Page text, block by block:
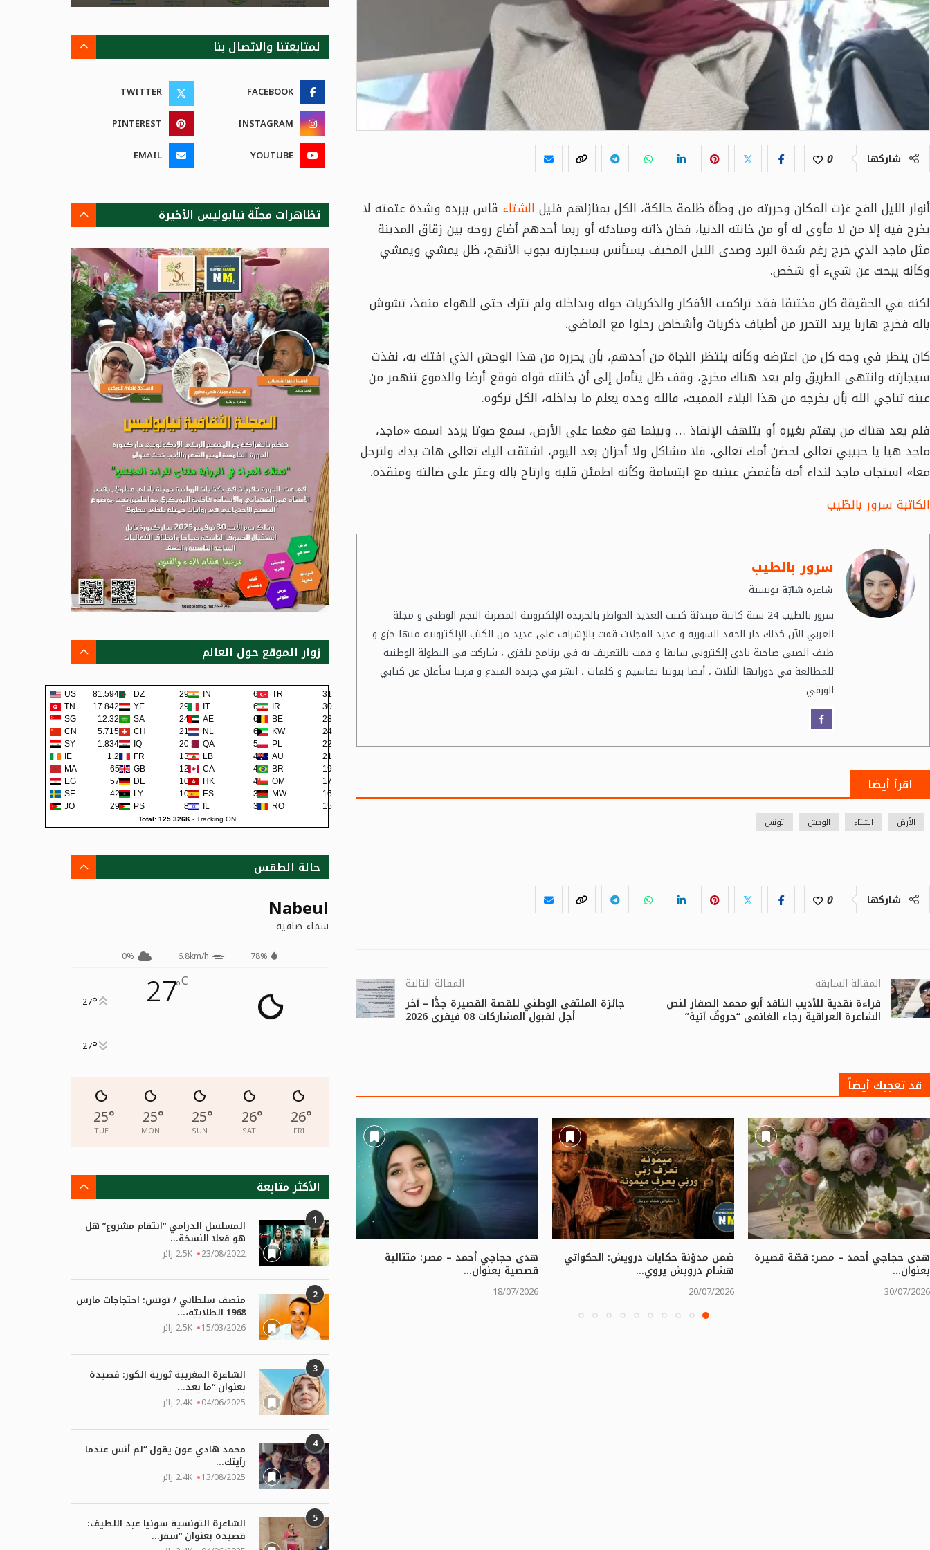
شاركها 0
أنوار الليل الفج غزت المكان وحررته من وطأة ظلمة حالكة، الكل بمنازلهم فليل الشتاء قاس ببرده وشدة عتمته لا
يخرج فيه إلا من لا مأوى له أو من خانته الدنيا، فخان ذاته ومبادئه أو ربما أحدهم أضاع روحه بين زقاق المدينة
مثل ماجد الذي خرج رغم شدة البرد وصدى الليل المخيف يستأنس بسيجارته يجوب الأنهج، ظل يمشي ويمشي
وكأنه يبحث عن شيء أو شخص.
لكنه في الحقيقة كان مختنقا فقد تراكمت الأفكار والذكريات حوله وبداخله ولم تترك حتى للهواء منفذ، تشوش
باله فخرج هاربا يريد التحرر من أطياف ذكريات وأشخاص رحلوا مع الماضي.
كان ينظر في وجه كل من اعترضه وكأنه ينتظر النجاة من أحدهم، بأن يحرره من هذا الوحش الذي افتك به، نفذت
سيجارته وانتهى الطريق ولم يعد هناك مخرج، وقف ظل يتأمل إلى أن خانته قواه فوقع أرضا والدموع تنهمر من
عينه تناجي الله بأن يخرجه من هذا البلاء المميت، فالله وحده يعلم ما بداخله، الكل تركوه.
فلم يعد هناك من يهتم بغيره أو يتلهف الإنقاذ … وبينما هو مغما على الأرض، سمع صوتا يردد اسمه «ماجد،
ماجد هيا يا حبيبي تعالى لحضن أمك تعالى، فلا مشاكل ولا أحزان بعد اليوم، اشتقت اليك تعالى هات يدك ولنرحل
معا» استجاب ماجد لنداء أمه فأغمض عينيه مع ابتسامة وكأنه اطمئن قلبه وارتاح باله وعثر على ضالته ومنقذه.
الكاتبة سرور بالطّيب
سرور بالطيب
شاعرة شابّة تونسية
سرور بالطيب 24 سنة كاتبة مبتدئة كتبت العديد الخواطر بالجريدة الإلكترونية المصرية النجم الوطني و مجلة
العربي الآن كذلك دار الحفد السورية و عديد المجلات قمت بالإشراف على عديد من الكتب الإلكترونية منها جزع و
طيف الصبى صاحبة نادي إلكتروني سابقا و قمت بالتعريف به في برنامج تلفزي ، شاركت في البطولة الوطنية
للمطالعة في دوراتها الثلاث ، أيضا بيوتنا تقاسيم و كلمات ، انشر في جريدة المبدع و قريبا سأعلن عن كتابي
الورقي
اقرأ أيضا
الأرض الشتاء الوحش تونس
شاركها 0
المقالة السابقة
قراءة نقدية للأديب الناقد أبو محمد الصفار لنص
الشاعرة العراقية رجاء الغانمي “حروفٌ آنية”
المقالة التالية
جائزة الملتقى الوطني للقصة القصيرة جدًّا – آخر
أجل لقبول المشاركات 08 فيفري 2026
قد تعجبك أيضاً
هدى حجاجي أحمد – مصر: قصّة قصيرة
بعنوان...
30/07/2026
ضمن مدوّنة حكايات درويش: الحكواتي
هشام درويش يروي...
20/07/2026
هدى حجاجي أحمد – مصر: متتالية
قصصية بعنوان...
18/07/2026
أميرة غربي – الجزائر: قصّة قصيرة
بعنوان “فدا...
14/07/2026
03/07/2026
لمتابعتنا والاتصال بنا
FACEBOOK
TWITTER
INSTAGRAM
PINTEREST
YOUTUBE
EMAIL
تظاهرات مجلّة نيابوليس الأخيرة
زوار الموقع حول العالم
US 81.594K DZ 291 IN 63 TR
31
TN
17.842K YE 290 IT 62 IR
30
SG
12.32K SA 241 AE 62 BE
28
CN
5.715K CH 219 NL 60 KW
24
SY
1.834K IQ 200 QA 57 PL
22
IE
1.2K FR 138 LB 48 AU
21
MA
659 GB 129 CA 45 BR
19
EG
579 DE 108 HK 42 OM
17
SE
422 LY 105 ES 38 MW
16
JO
292 PS 80 IL 36 RO 15
Total: 125.326K- Tracking ON
حالة الطقس
Nabeul
سماء صافية
78%
6.8km/h
0%
27°C
27°
27°
26°
FRI
26°
SAT
25°
SUN
25°
MON
25°
TUE
الأكثر متابعة
1 المسلسل الدرامي “انتقام مشروع” هل
هو فعلا النسخة...
23/08/2022 2.5K زائر
2 منصف سلطاني / تونس: احتجاجات مارس
1968 الطلابيّة،...
15/03/2026 2.5K زائر
3 الشاعرة المغربية ثورية الكور: قصيدة
بعنوان “ما بعد...
04/06/2025 2.4K زائر
4 محمد هادي عون يقول “لم أنس عندما
رأيتك...
13/08/2025 2.4K زائر
5 الشاعرة التونسية سونيا عبد اللطيف:
قصيدة بعنوان “سفر...